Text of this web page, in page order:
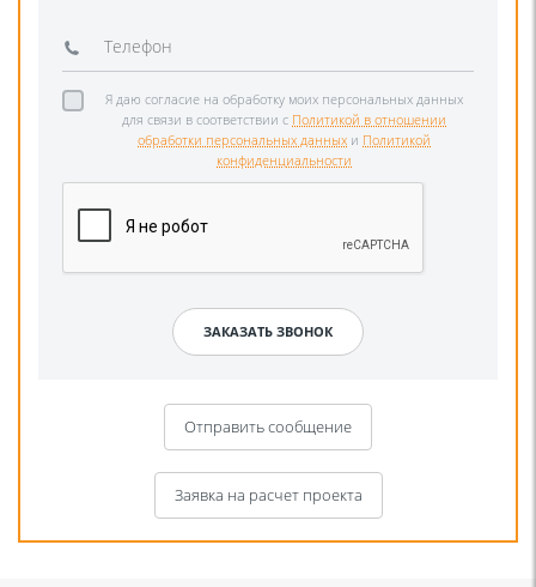
Я даю согласие на обработку моих персональных данных
для связи в соответствии с Политикой в отношении
обработки персональных данных и Политикой
конфиденциальности
Отправить сообщение
Заявка на расчет проекта